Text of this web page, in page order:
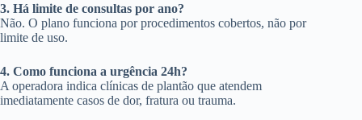
3. Há limite de consultas por ano?
Não. O plano funciona por procedimentos cobertos, não por
limite de uso.
4. Como funciona a urgência 24h?
A operadora indica clínicas de plantão que atendem
imediatamente casos de dor, fratura ou trauma.